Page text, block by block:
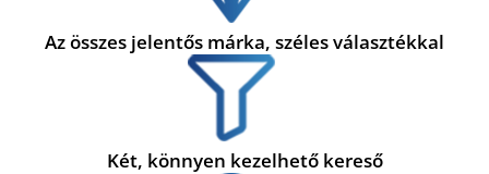
Az összes jelentős márka, széles választékkal
Két, könnyen kezelhető kereső